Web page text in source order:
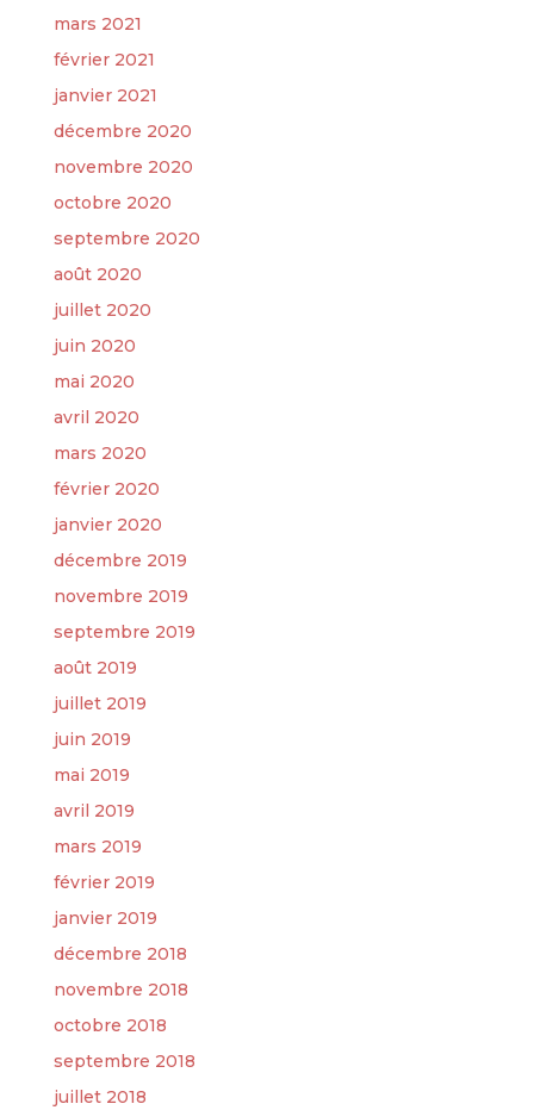
mars 2021
février 2021
janvier 2021
décembre 2020
novembre 2020
octobre 2020
septembre 2020
août 2020
juillet 2020
juin 2020
mai 2020
avril 2020
mars 2020
février 2020
janvier 2020
décembre 2019
novembre 2019
septembre 2019
août 2019
juillet 2019
juin 2019
mai 2019
avril 2019
mars 2019
février 2019
janvier 2019
décembre 2018
novembre 2018
octobre 2018
septembre 2018
juillet 2018